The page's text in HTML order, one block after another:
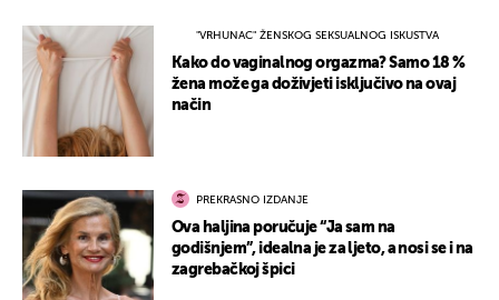
"VRHUNAC" ŽENSKOG SEKSUALNOG ISKUSTVA
Kako do vaginalnog orgazma? Samo 18 %
žena može ga doživjeti isključivo na ovaj
način
PREKRASNO IZDANJE
Ova haljina poručuje “Ja sam na
godišnjem”, idealna je za ljeto, a nosi se i na
zagrebačkoj špici